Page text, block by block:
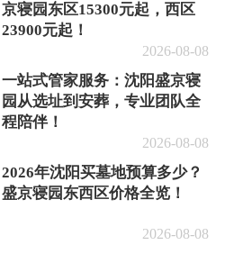
京寝园东区15300元起，西区
23900元起！
2026-08-08
一站式管家服务：沈阳盛京寝
园从选址到安葬，专业团队全
程陪伴！
2026-08-08
2026年沈阳买墓地预算多少？
盛京寝园东西区价格全览！
2026-08-08